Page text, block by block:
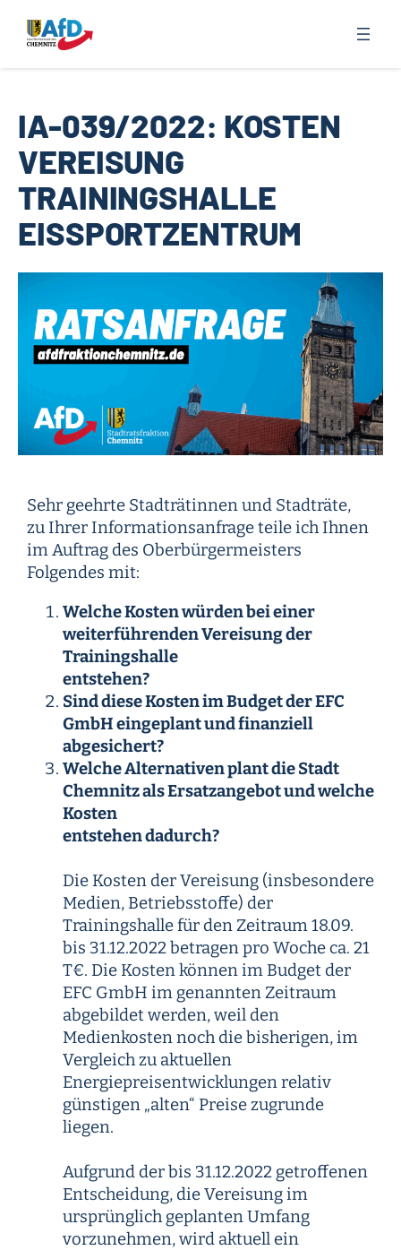
Inhalt
springen
IA-039/2022: KOSTEN
VEREISUNG
TRAININGSHALLE
EISSPORTZENTRUM
Sehr geehrte Stadträtinnen und Stadträte,
zu Ihrer Informationsanfrage teile ich Ihnen
im Auftrag des Oberbürgermeisters
Folgendes mit:
Welche Kosten würden bei einer
weiterführenden Vereisung der
Trainingshalle
entstehen?
Sind diese Kosten im Budget der EFC
GmbH eingeplant und finanziell
abgesichert?
Welche Alternativen plant die Stadt
Chemnitz als Ersatzangebot und welche
Kosten
entstehen dadurch?
Die Kosten der Vereisung (insbesondere
Medien, Betriebsstoffe) der
Trainingshalle für den Zeitraum 18.09.
bis 31.12.2022 betragen pro Woche ca. 21
T€. Die Kosten können im Budget der
EFC GmbH im genannten Zeitraum
abgebildet werden, weil den
Medienkosten noch die bisherigen, im
Vergleich zu aktuellen
Energiepreisentwicklungen relativ
günstigen „alten“ Preise zugrunde
liegen.
Aufgrund der bis 31.12.2022 getroffenen
Entscheidung, die Vereisung im
ursprünglich geplanten Umfang
vorzunehmen, wird aktuell ein